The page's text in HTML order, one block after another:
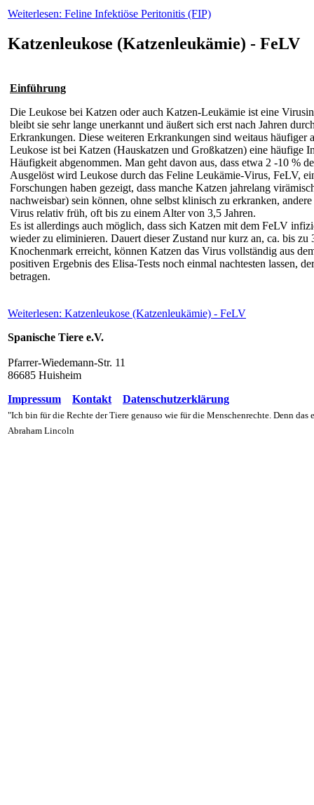
Weiterlesen: Feline Infektiöse Peritonitis (FIP)
Katzenleukose (Katzenleukämie) - FeLV
Einführung
Die Leukose bei Katzen oder auch Katzen-Leukämie ist eine
bleibt sie sehr lange unerkannt und äußert sich erst nach Jahren
Erkrankungen. Diese weiteren Erkrankungen sind weitaus häufiger
Leukose ist bei Katzen (Hauskatzen und Großkatzen) eine häufige
Häufigkeit abgenommen. Man geht davon aus, dass etwa 2 -10 %
Ausgelöst wird Leukose durch das Feline Leukämie-Virus, FeLV,
Forschungen haben gezeigt, dass manche Katzen jahrelang
nachweisbar) sein können, ohne selbst klinisch zu erkranken,
Virus relativ früh, oft bis zu einem Alter von 3,5 Jahren.
Es ist allerdings auch möglich, dass sich Katzen mit dem FeLV
wieder zu eliminieren. Dauert dieser Zustand nur kurz an, ca. bis
Knochenmark erreicht, können Katzen das Virus vollständig aus
positiven Ergebnis des Elisa-Tests noch einmal nachtesten lassen,
betragen.
Weiterlesen: Katzenleukose (Katzenleukämie) - FeLV
Spanische Tiere e.V.
Pfarrer-Wiedemann-Str. 11
86685 Huisheim
Impressum
Kontakt Datenschutzerklärung
"Ich bin für die Rechte der Tiere genauso wie für die Menschenrechte. Denn das
Abraham Lincoln